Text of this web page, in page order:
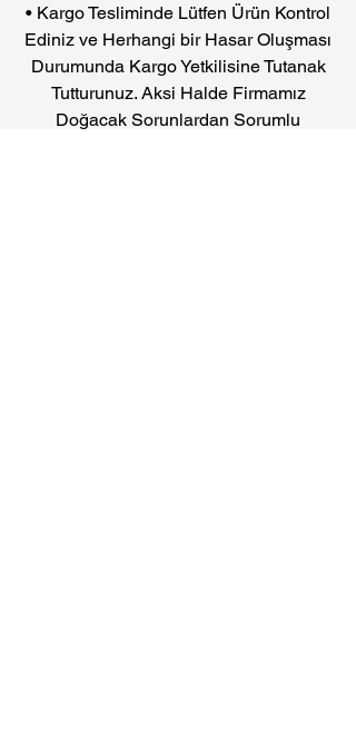
• Kargo Tesliminde Lütfen Ürün Kontrol
Ediniz ve Herhangi bir Hasar Oluşması
Durumunda Kargo Yetkilisine Tutanak
Tutturunuz. Aksi Halde Firmamız
Doğacak Sorunlardan Sorumlu